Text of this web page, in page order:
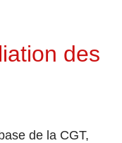
des
de la CGT,